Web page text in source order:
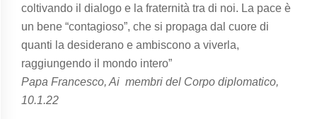
coltivando il dialogo e la fraternità tra di noi. La pace è
un bene “contagioso”, che si propaga dal cuore di
quanti la desiderano e ambiscono a viverla,
raggiungendo il mondo intero”
Papa Francesco, Ai membri del Corpo diplomatico,
10.1.22